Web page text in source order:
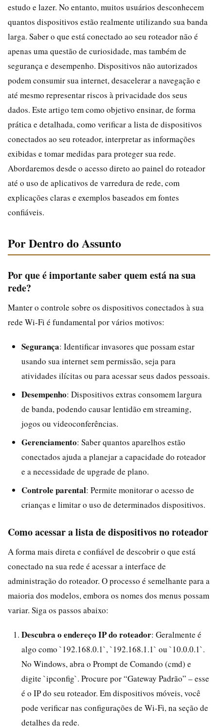
estudo e lazer. No entanto, muitos usuários desconhecem
quantos dispositivos estão realmente utilizando sua banda
larga. Saber o que está conectado ao seu roteador não é
apenas uma questão de curiosidade, mas também de
segurança e desempenho. Dispositivos não autorizados
podem consumir sua internet, desacelerar a navegação e
até mesmo representar riscos à privacidade dos seus
dados. Este artigo tem como objetivo ensinar, de forma
prática e detalhada, como verificar a lista de dispositivos
conectados ao seu roteador, interpretar as informações
exibidas e tomar medidas para proteger sua rede.
Abordaremos desde o acesso direto ao painel do roteador
até o uso de aplicativos de varredura de rede, com
explicações claras e exemplos baseados em fontes
confiáveis.
Por Dentro do Assunto
Por que é importante saber quem está na sua
rede?
Manter o controle sobre os dispositivos conectados à sua
rede Wi-Fi é fundamental por vários motivos:
Segurança: Identificar invasores que possam estar
usando sua internet sem permissão, seja para
atividades ilícitas ou para acessar seus dados pessoais.
Desempenho: Dispositivos extras consomem largura
de banda, podendo causar lentidão em streaming,
jogos ou videoconferências.
Gerenciamento: Saber quantos aparelhos estão
conectados ajuda a planejar a capacidade do roteador
e a necessidade de upgrade de plano.
Controle parental: Permite monitorar o acesso de
crianças e limitar o uso de determinados dispositivos.
Como acessar a lista de dispositivos no roteador
A forma mais direta e confiável de descobrir o que está
conectado na sua rede é acessar a interface de
administração do roteador. O processo é semelhante para a
maioria dos modelos, embora os nomes dos menus possam
variar. Siga os passos abaixo:
Descubra o endereço IP do roteador: Geralmente é
algo como `192.168.0.1`, `192.168.1.1` ou `10.0.0.1`.
No Windows, abra o Prompt de Comando (cmd) e
digite `ipconfig`. Procure por “Gateway Padrão” – esse
é o IP do seu roteador. Em dispositivos móveis, você
pode verificar nas configurações de Wi-Fi, na seção de
detalhes da rede.